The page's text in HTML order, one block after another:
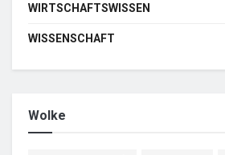
WIRTSCHAFTSWISSEN
WISSENSCHAFT
Wolke